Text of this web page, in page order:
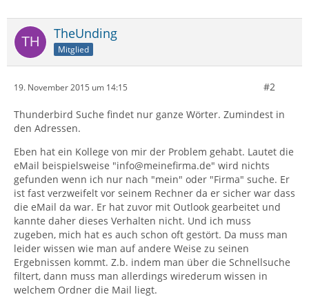
TheUnding
Mitglied
19. November 2015 um 14:15 #2
Thunderbird Suche findet nur ganze Wörter. Zumindest in
den Adressen.
Eben hat ein Kollege von mir der Problem gehabt. Lautet die
eMail beispielsweise "info@meinefirma.de" wird nichts
gefunden wenn ich nur nach "mein" oder "Firma" suche. Er
ist fast verzweifelt vor seinem Rechner da er sicher war dass
die eMail da war. Er hat zuvor mit Outlook gearbeitet und
kannte daher dieses Verhalten nicht. Und ich muss
zugeben, mich hat es auch schon oft gestört. Da muss man
leider wissen wie man auf andere Weise zu seinen
Ergebnissen kommt. Z.b. indem man über die Schnellsuche
filtert, dann muss man allerdings wirederum wissen in
welchem Ordner die Mail liegt.